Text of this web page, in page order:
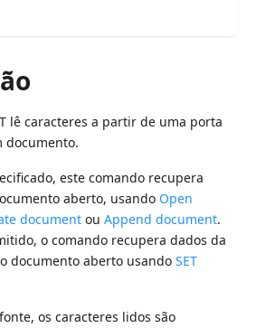
lê caracteres a partir de uma porta
documento.
este comando recupera
aberto, usando Open
document ouAppend document.
o comando recupera dados da
documento aberto usandoSET
os caracteres lidos são